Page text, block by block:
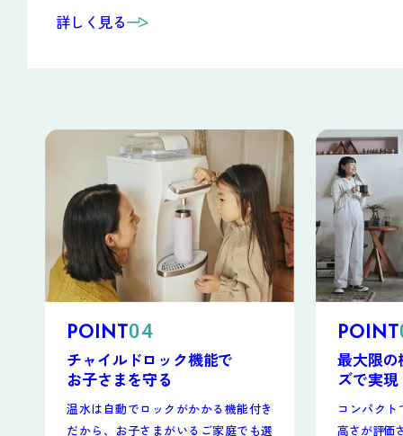
詳しく見る
POINT 04
チャイルドロック機能で
お子さまを守る
温水は自動でロックがかかる機能付き
だから、お子さまがいるご家庭でも選
POINT
最大限
ズで実現
コンパク
高さが評価